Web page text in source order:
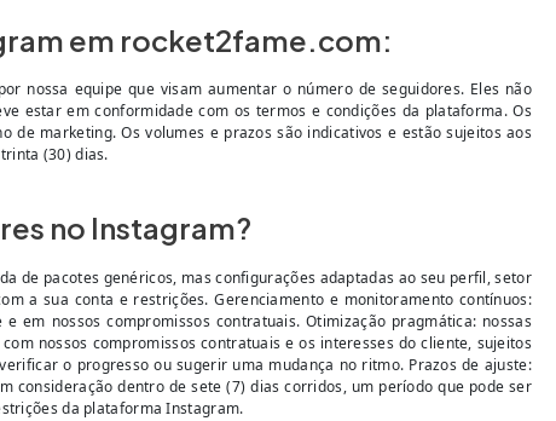
em rocket2fame.com:
nossa equipe que visam aumentar o número de seguidores. Eles não
estar em conformidade com os termos e condições da plataforma. Os
de marketing. Os volumes e prazos são indicativos e estão sujeitos aos
(30) dias.
no Instagram?
de pacotes genéricos, mas configurações adaptadas ao seu perfil, setor
a sua conta e restrições. Gerenciamento e monitoramento contínuos:
em nossos compromissos contratuais. Otimização pragmática: nossas
nossos compromissos contratuais e os interesses do cliente, sujeitos
o progresso ou sugerir uma mudança no ritmo. Prazos de ajuste:
consideração dentro de sete (7) dias corridos, um período que pode ser
da plataforma Instagram.